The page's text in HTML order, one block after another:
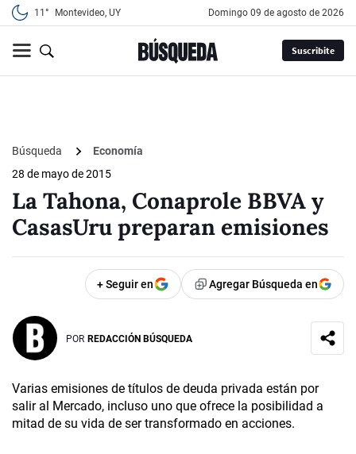
11° Montevideo, UY domingo 09 de agosto de 2026
Suscribite
Búsqueda
Economía
28 de mayo de 2015
La Tahona, Conaprole BBVA y
CasasUru preparan emisiones
+ Seguir en Agregar Búsqueda en
POR REDACCIÓN BÚSQUEDA
Varias emisiones de títulos de deuda privada están por
salir al Mercado, incluso uno que ofrece la posibilidad a
mitad de su vida de ser transformado en acciones.